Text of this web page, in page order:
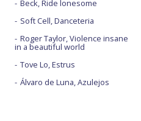
Beck, Ride lonesome
Soft Cell, Danceteria
Roger Taylor, Violence insane
in a beautiful world
Tove Lo, Estrus
Álvaro de Luna, Azulejos